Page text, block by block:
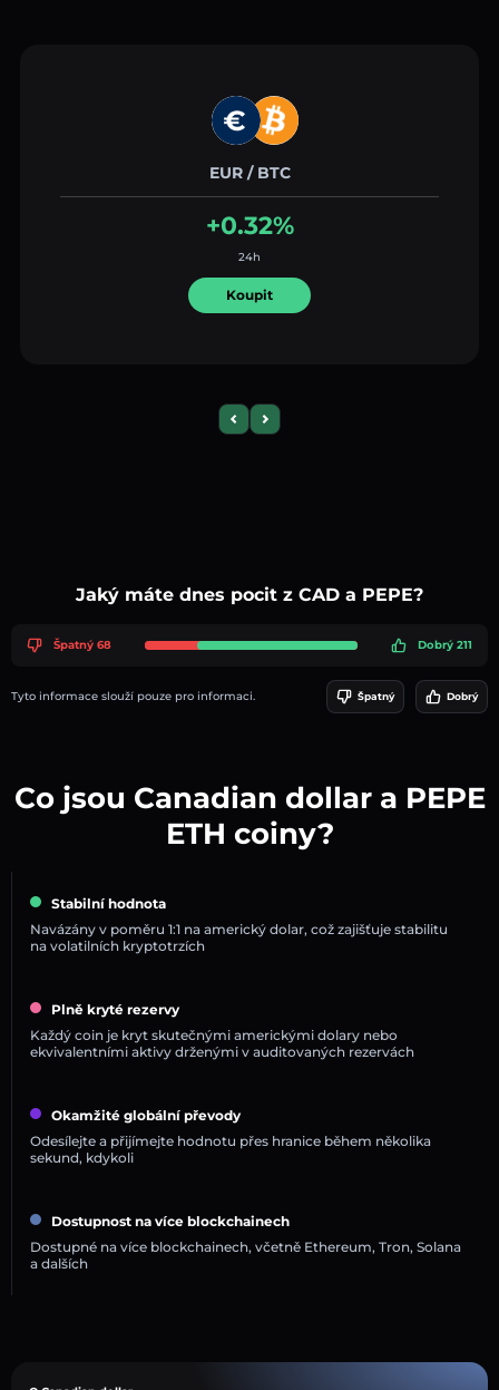
EUR / BTC
+0.32%
24h
Koupit
Previous slide
Next slide
Jaký máte dnes pocit z CAD a PEPE?
Špatný 68 Dobrý 211
Tyto informace slouží pouze pro informaci. Špatný Dobrý
Co jsou Canadian dollar a PEPE
ETH coiny?
Stabilní hodnota
Navázány v poměru 1:1 na americký dolar, což zajišťuje stabilitu
na volatilních kryptotrzích
Plně kryté rezervy
Každý coin je kryt skutečnými americkými dolary nebo
ekvivalentními aktivy drženými v auditovaných rezervách
Okamžité globální převody
Odesílejte a přijímejte hodnotu přes hranice během několika
sekund, kdykoli
Dostupnost na více blockchainech
Dostupné na více blockchainech, včetně Ethereum, Tron, Solana
a dalších